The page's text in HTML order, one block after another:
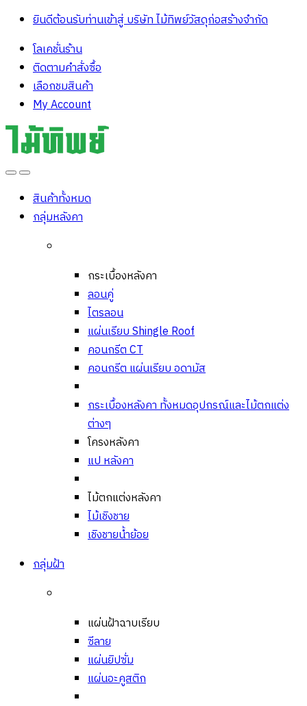
ยินดีต้อนรับท่านเข้าสู่ บริษัท ไม้ทิพย์วัสดุก่อสร้างจํากัด
โลเคชั่นร้าน
ติดตามคำสั่งซื้อ
เลือกชมสินค้า
My Account
OpenClose
สินค้าทั้งหมด
กลุ่มหลังคา
กระเบื้องหลังคา
ลอนคู่
ไตรลอน
แผ่นเรียบ Shingle Roof
คอนกรีต CT
คอนกรีต แผ่นเรียบ อดามัส
กระเบื้องหลังคา ทั้งหมดอุปกรณ์และไม้ตกแต่ง
ต่างๆ
โครงหลังคา
แป หลังคา
ไม้ตกแต่งหลังคา
ไม้เชิงชาย
เชิงชายน้ำย้อย
กลุ่มฝ้า
แผ่นฝ้าฉาบเรียบ
ซีลาย
แผ่นยิปซั่ม
แผ่นอะคูสติก